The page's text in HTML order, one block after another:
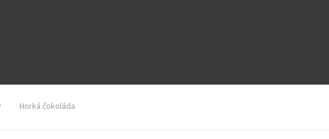
Horká čokoláda